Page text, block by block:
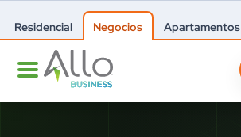
Residencial Negocios Apartamentos